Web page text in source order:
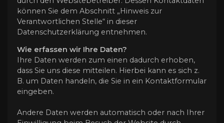
können Sie dem Abschnitt „Hinweis zur
Verantwortlichen Stelle“ in dieser
Datenschutzerklärung entnehmen.
Wie erfassen wir Ihre Daten?
Ihre Daten werden zum einen dadurch erhoben,
dass Sie uns diese mitteilen. Hierbei kann es sich z.
B. um Daten handeln, die Sie in ein Kontaktformular
eingeben.
Andere Daten werden automatisch oder nach Ihrer